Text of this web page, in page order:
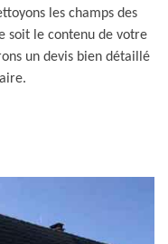
les champs des
soit le contenu de votre
un devis bien détaillé